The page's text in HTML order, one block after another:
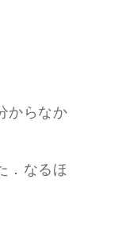
からなか
．なるほ